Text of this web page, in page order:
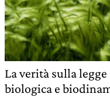
La verità sulla
biologica e